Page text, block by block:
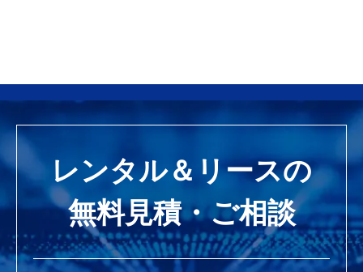
レンタル＆リースの
無料見積・ご相談